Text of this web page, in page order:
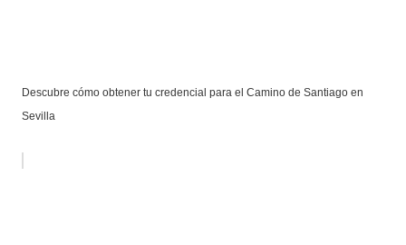
Descubre cómo obtener tu credencial para el Camino de Santiago en
Sevilla